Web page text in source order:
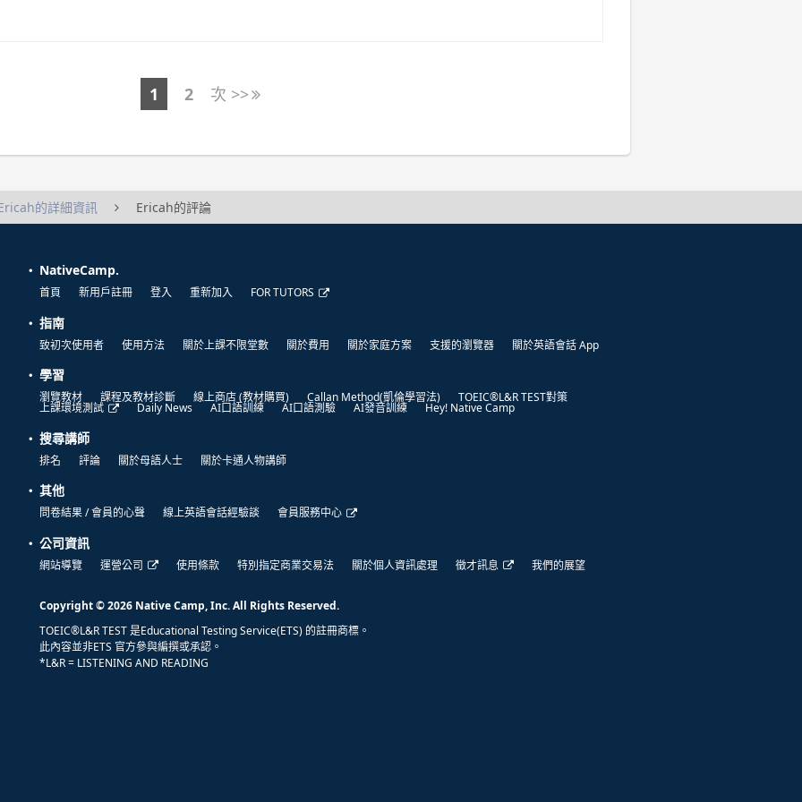
1 2 次 >>
的詳細資訊 Ericah的評論
NativeCamp.
首頁 新用戶註冊 登入 重新加入 FOR TUTORS
指南
致初次使用者 使用方法 關於上課不限堂數 關於費用 關於家庭方案 支援的瀏覽器 關於英語會話 App
學習
瀏覽教材 課程及教材診斷 線上商店 (教材購買) Callan Method(凱倫學習法) TOEIC®L&R TEST對策
上課環境測試 Daily News AI口語訓練 AI口語測驗 AI發音訓練 Hey! Native Camp
搜尋講師
排名 評論 關於母語人士 關於卡通人物講師
其他
問卷結果 / 會員的心聲 線上英語會話經驗談 會員服務中心
公司資訊
網站導覽 運營公司 使用條款 特別指定商業交易法 關於個人資訊處理 徵才訊息 我們的展望
Copyright © 2026 Native Camp, Inc. All Rights Reserved.
TOEIC®L&R TEST 是Educational Testing Service(ETS) 的註冊商標。
此內容並非ETS 官方參與編撰或承認。
*L&R = LISTENING AND READING